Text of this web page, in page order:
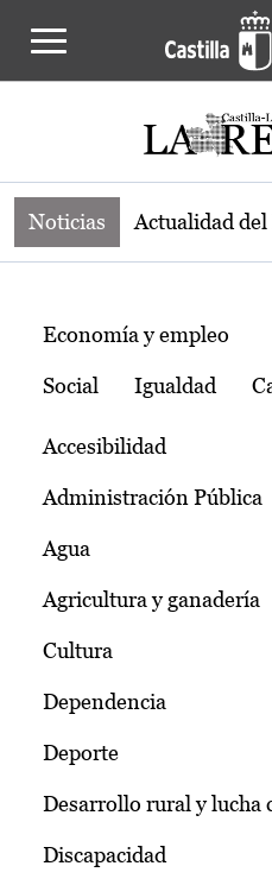
Noticias de la
Noticias Actualidad
Temas
Economía y empleo
Social Igualdad
Accesibilidad
Administración Pública
Agua
Agricultura y ganadería
Cultura
Dependencia
Deporte
Desarrollo rural y lucha
Discapacidad